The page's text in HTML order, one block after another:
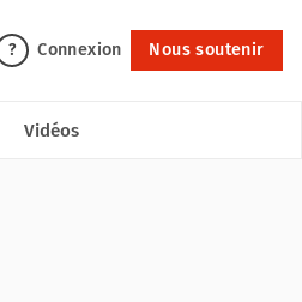
? Connexion Nous soutenir
Vidéos